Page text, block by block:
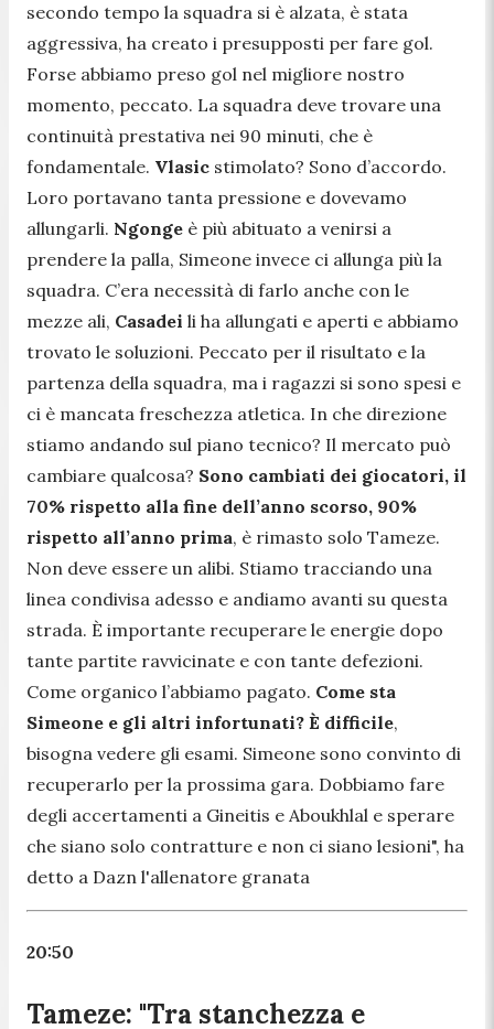
secondo tempo la squadra si è alzata, è stata
aggressiva, ha creato i presupposti per fare gol.
Forse abbiamo preso gol nel migliore nostro
momento, peccato. La squadra deve trovare una
continuità prestativa nei 90 minuti, che è
fondamentale. Vlasic stimolato? Sono d’accordo.
Loro portavano tanta pressione e dovevamo
allungarli. Ngonge è più abituato a venirsi a
prendere la palla, Simeone invece ci allunga più la
squadra. C’era necessità di farlo anche con le
mezze ali, Casadei li ha allungati e aperti e abbiamo
trovato le soluzioni. Peccato per il risultato e la
partenza della squadra, ma i ragazzi si sono spesi e
ci è mancata freschezza atletica. In che direzione
stiamo andando sul piano tecnico? Il mercato può
cambiare qualcosa? Sono cambiati dei giocatori, il
70% rispetto alla fine dell’anno scorso, 90%
rispetto all’anno prima, è rimasto solo Tameze.
Non deve essere un alibi. Stiamo tracciando una
linea condivisa adesso e andiamo avanti su questa
strada. È importante recuperare le energie dopo
tante partite ravvicinate e con tante defezioni.
Come organico l’abbiamo pagato. Come sta
Simeone e gli altri infortunati? È difficile,
bisogna vedere gli esami. Simeone sono convinto di
recuperarlo per la prossima gara. Dobbiamo fare
degli accertamenti a Gineitis e Aboukhlal e sperare
che siano solo contratture e non ci siano lesioni", ha
detto a Dazn l'allenatore granata
20:50
Tameze: "Tra stanchezza e